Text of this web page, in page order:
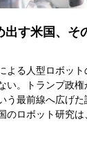
出す米国、そ
よる人型ロボッ
い。トランプ政
う最前線へ広げ
のロボット研究